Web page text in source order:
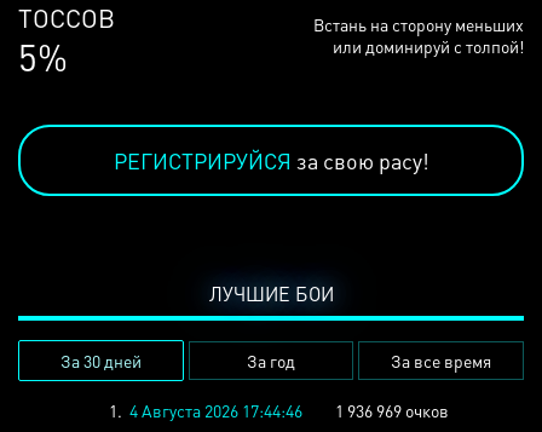
ЛЮДЕЙ
68%
Встань на сторону меньших
или доминируй с толпой!
РЕГИСТРИРУЙСЯ за свою расу!
ЛУЧШИЕ БОИ
За 30 дней За год За все время
1. 4 Августа 2026 17:44:46
1 936 969 очков